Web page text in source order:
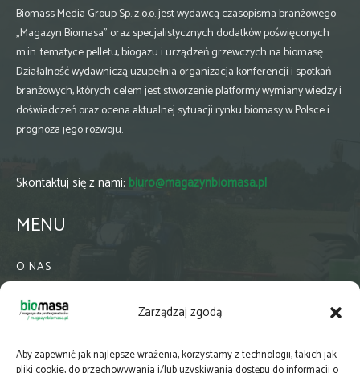
Zarządzaj zgodą
Aby zapewnić jak najlepsze wrażenia, korzystamy z technologii, takich jak
Biomass Media Group Sp. z o.o. jest wydawcą czasopisma branżowego
„Magazyn Biomasa” oraz specjalistycznych dodatków poświęconych
m.in. tematyce pelletu, biogazu i urządzeń grzewczych na biomasę.
Działalność wydawniczą uzupełnia organizacja konferencji i spotkań
branżowych, których celem jest stworzenie platformy wymiany wiedzy i
doświadczeń oraz ocena aktualnej sytuacji rynku biomasy w Polsce i
prognoza jego rozwoju.
Skontaktuj się z nami: biuro@magazynbiomasa.pl
MENU
O NAS
WSPÓŁPRACA
PRENUMERATA